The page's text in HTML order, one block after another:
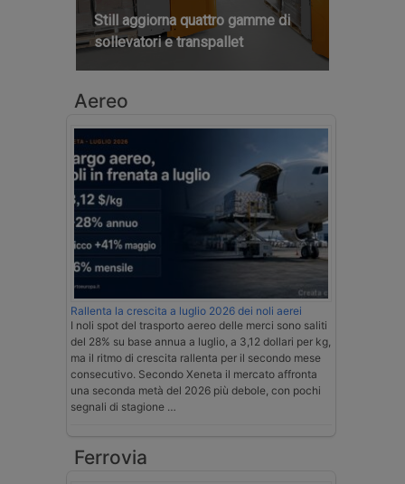
Still aggiorna quattro gamme di
sollevatori e transpallet
Aereo
Rallenta la crescita a luglio 2026 dei noli aerei
I noli spot del trasporto aereo delle merci sono saliti
del 28% su base annua a luglio, a 3,12 dollari per kg,
ma il ritmo di crescita rallenta per il secondo mese
consecutivo. Secondo Xeneta il mercato affronta
una seconda metà del 2026 più debole, con pochi
segnali di stagione …
Ferrovia